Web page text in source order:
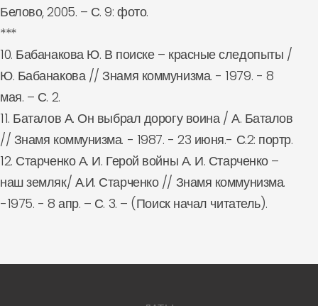
Белово, 2005. – С. 9: фото.
***
10. Бабанакова Ю. В поиске – красные следопыты /
Ю. Бабанакова // Знамя коммунизма. - 1979. - 8
мая. – С. 2.
11. Баталов А. Он выбрал дорогу воина / А. Баталов
// Знамя коммунизма. - 1987. - 23 июня.- С.2: портр.
12. Старченко А. И. Герой войны А. И. Старченко –
наш земляк/ А.И. Старченко // Знамя коммунизма.
-1975. - 8 апр. – С. 3. – (Поиск начал читатель).